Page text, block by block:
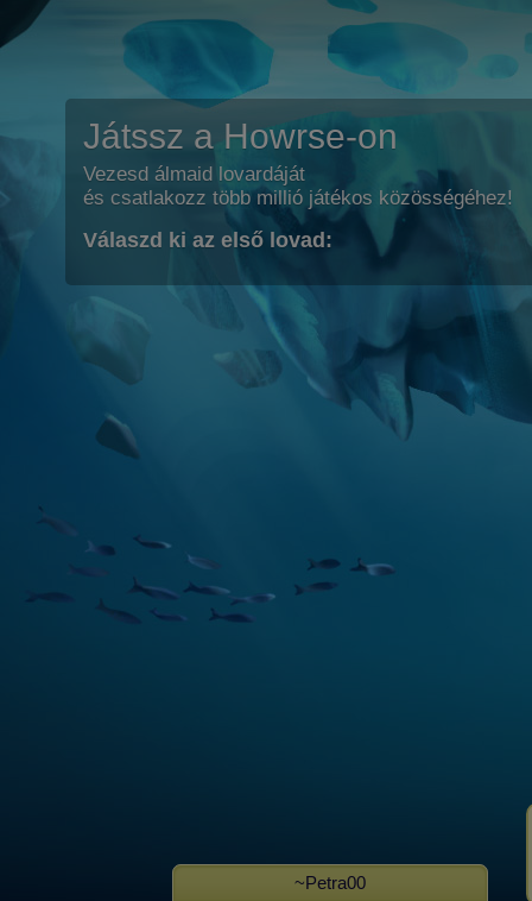
Játssz a Howrse-on
Vezesd álmaid lovardáját
és csatlakozz több millió játékos közösségéhez!
Válaszd ki az első lovad:
~Petra00